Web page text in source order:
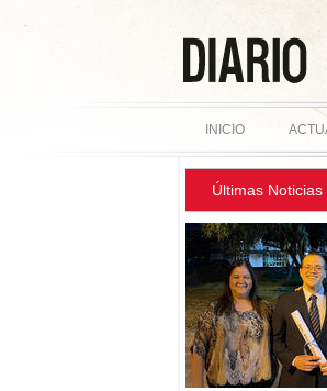
INICIO
Últimas Noticias
► SIRIA | Régimen israelí continúa